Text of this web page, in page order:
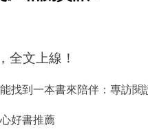
全文上線！
找到一本書來陪伴：專訪閱
好書推薦